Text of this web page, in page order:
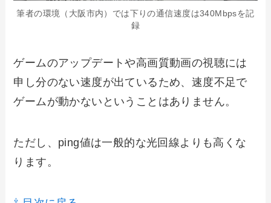
筆者の環境（大阪市内）では下りの通信速度は340Mbpsを記
録
ゲームのアップデートや高画質動画の視聴には
申し分のない速度が出ているため、速度不足で
ゲームが動かないということはありません。
ただし、ping値は一般的な光回線よりも高くな
ります。